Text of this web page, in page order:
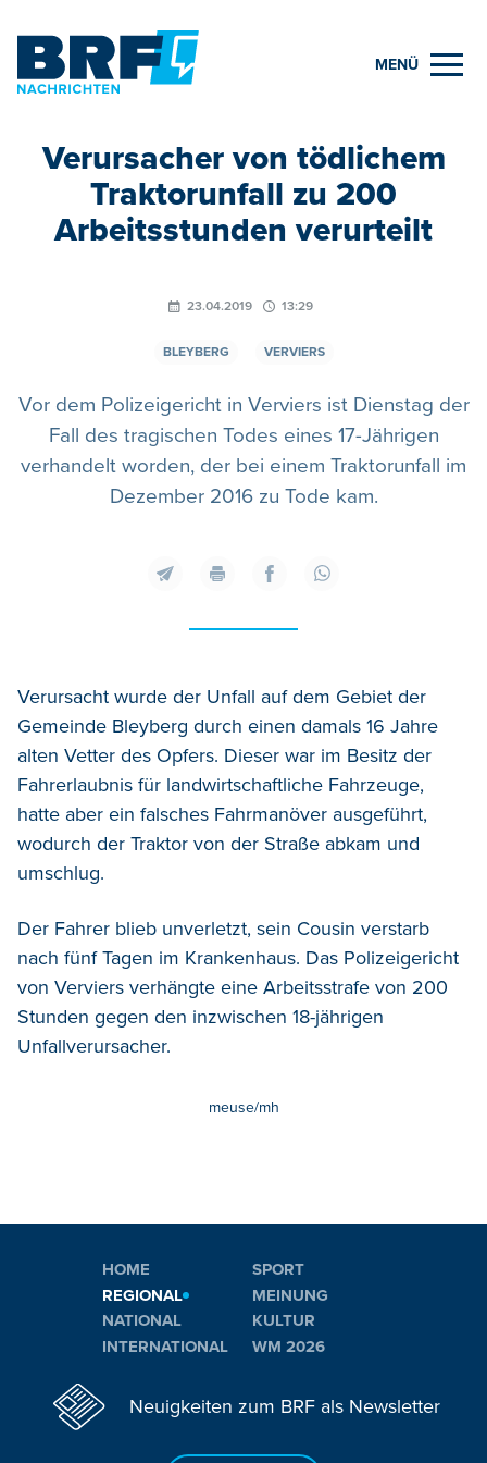
MENÜ
Verursacher von tödlichem
Traktorunfall zu 200
Arbeitsstunden verurteilt
23.04.2019 13:29
BLEYBERG VERVIERS
Vor dem Polizeigericht in Verviers ist Dienstag der
Fall des tragischen Todes eines 17-Jährigen
verhandelt worden, der bei einem Traktorunfall im
Dezember 2016 zu Tode kam.
Verursacht wurde der Unfall auf dem Gebiet der
Gemeinde Bleyberg durch einen damals 16 Jahre
alten Vetter des Opfers. Dieser war im Besitz der
Fahrerlaubnis für landwirtschaftliche Fahrzeuge,
hatte aber ein falsches Fahrmanöver ausgeführt,
wodurch der Traktor von der Straße abkam und
umschlug.
Der Fahrer blieb unverletzt, sein Cousin verstarb
nach fünf Tagen im Krankenhaus. Das Polizeigericht
von Verviers verhängte eine Arbeitsstrafe von 200
Stunden gegen den inzwischen 18-jährigen
Unfallverursacher.
meuse/mh
HOME
REGIONAL
NATIONAL
INTERNATIONAL
SPORT
MEINUNG
KULTUR
WM 2026
Neuigkeiten zum BRF als Newsletter